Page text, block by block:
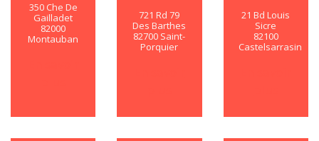
350 Che De
Gailladet
82000
Montauban
721 Rd 79
Des Barthes
82700 Saint-
Porquier
21 Bd Louis
Sicre
82100
Castelsarrasin